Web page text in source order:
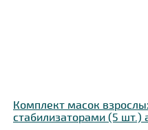
Комплект масок
стабилизаторами (5 шт.)